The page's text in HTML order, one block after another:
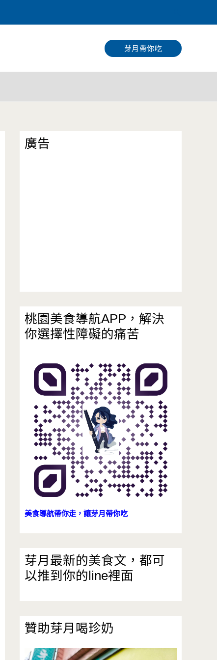
尋
芽月帶你吃
廣告
桃園美食導航APP，解決
你選擇性障礙的痛苦
美食導航帶你走，讓芽月帶你吃
芽月最新的美食文，都可
以推到你的line裡面
贊助芽月喝珍奶